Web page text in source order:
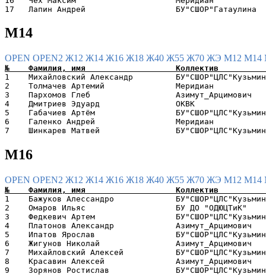
М14
OPEN OPEN2 Ж12 Ж14 Ж16 Ж18 Ж40 Ж55 Ж70 ЖЭ М12 М14
1    Михайловский Александр
2    Толмачев Артемий               Меридиан
3    Пархомов Глеб
4    Дмитриев Эдуард                ОКВК
5    Габачиев Артём
6    Галенко Андрей                 Меридиан
М16
OPEN OPEN2 Ж12 Ж14 Ж16 Ж18 Ж40 Ж55 Ж70 ЖЭ М12 М14
1    Бажуков Алессандро
2    Омаров Ильяс                   БУ ДО
3    Федкевич Артем
4    Платонов Александр
5    Ипатов Ярослав
6    Жигунов Николай
7    Михайловский Алексей
8    Красавин Алексей